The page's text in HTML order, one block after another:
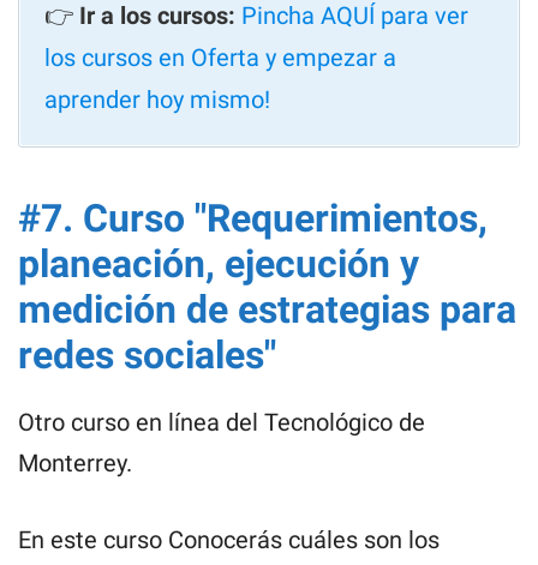
👉 Ir a los cursos: Pincha AQUÍ para ver
los cursos en Oferta y empezar a
aprender hoy mismo!
#7. Curso "Requerimientos,
planeación, ejecución y
medición de estrategias para
redes sociales"
Otro curso en línea del Tecnológico de
Monterrey.
En este curso Conocerás cuáles son los